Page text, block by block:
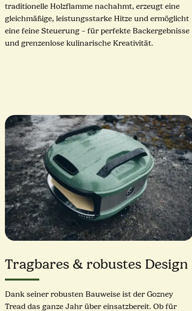
traditionelle Holzflamme nachahmt, erzeugt eine
gleichmäßige, leistungsstarke Hitze und ermöglicht
eine feine Steuerung – für perfekte Backergebnisse
und grenzenlose kulinarische Kreativität.
Tragbares & robustes Design
Dank seiner robusten Bauweise ist der Gozney
Tread das ganze Jahr über einsatzbereit. Ob für